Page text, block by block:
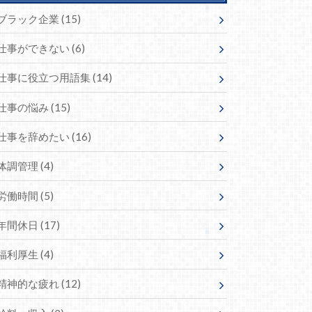
ラック企業 (15)
事ができない (6)
事に役立つ用語集(14)
事の悩み (15)
事を辞めたい (16)
調管理 (4)
働時間 (5)
間休日 (17)
利厚生 (4)
神的な疲れ(12)